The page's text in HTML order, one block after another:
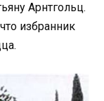
Арнтгольц.
избранник